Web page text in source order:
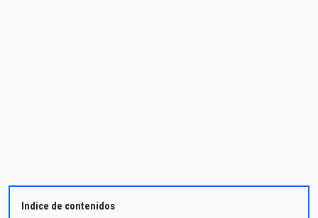
Indice de contenidos